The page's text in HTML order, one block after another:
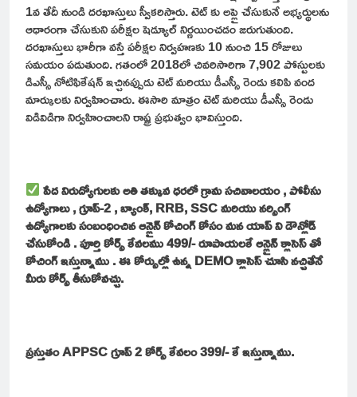
1వ తేదీ నుండి దరఖాస్తులు స్వీకరిస్తారు. టెట్ కు అప్లై చేసుకునే అభ్యర్థులను
ఆధారంగా చేసుకుని పరీక్షల షెడ్యూల్ నిర్ణయించడం జరుగుతుంది.
దరఖాస్తులు భారీగా వస్తే పరీక్షల నిర్వహణకు 10 నుంచి 15 రోజులు
సమయం పడుతుంది. గతంలో 2018లో చివరిసారిగా 7,902 పోస్టులకు
డిఎస్సీ నోటిఫికేషన్ ఇచ్చినప్పుడు టెట్ మరియు డీఎస్సీ రెండు కలిపి వంద
మార్కులకు నిర్వహించారు. ఈసారి మాత్రం టెట్ మరియు డీఎస్సీ రెండు
విడివిడిగా నిర్వహించాలని రాష్ట్ర ప్రభుత్వం భావిస్తుంది.
పేద నిరుద్యోగులకు అతి తక్కువ ధరలో గ్రామ సచివాలయం , పోలీసు
ఉద్యోగాలు , గ్రూప్-2 , బ్యాంక్, RRB, SSC మరియు నర్సింగ్
ఉద్యోగాలకు సంబంధించిన ఆన్లైన్ కోచింగ్ కోసం మన యాప్ ని డౌన్లోడ్
చేసుకోండి . పూర్తి కోర్స్ కేవలము 499/- రూపాయలకే ఆన్లైన్ క్లాసెస్ తో
కోచింగ్ ఇస్తున్నాము . ఈ కోర్సుల్లో ఉన్న DEMO క్లాసెస్ చూసి నచ్చితేనే
మీరు కోర్స్ తీసుకోవచ్చు.
ప్రస్తుతం APPSC గ్రూప్ 2 కోర్స్ కేవలం 399/- కే ఇస్తున్నాము.